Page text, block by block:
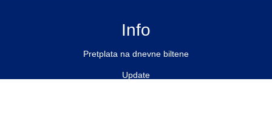
Info
Pretplata na dnevne biltene
Update